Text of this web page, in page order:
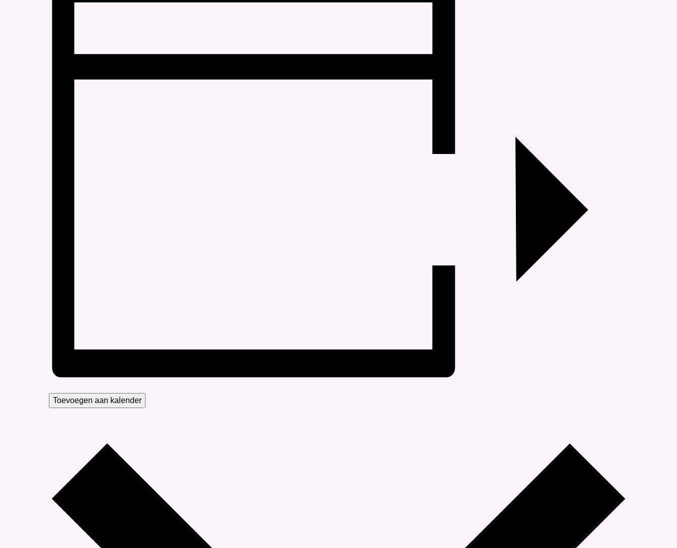
Toevoegen aan kalender